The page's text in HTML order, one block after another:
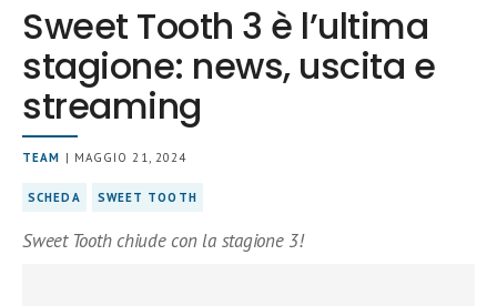
Sweet Tooth 3 è l’ultima
stagione: news, uscita e
streaming
TEAM | MAGGIO 21, 2024
SCHEDA SWEET TOOTH
Sweet Tooth chiude con la stagione 3!